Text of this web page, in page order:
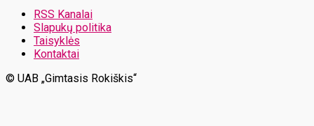
RSS Kanalai
Slapukų politika
Taisyklės
Kontaktai
© UAB „Gimtasis Rokiškis“